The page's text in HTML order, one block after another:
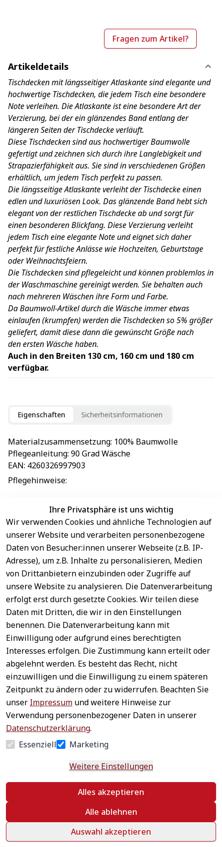
Fragen zum Artikel?
Artikeldetails
Tischdecken mit längsseitiger Atlaskante sind elegante und
hochwertige Tischdecken, die jedem Tisch eine besondere
Note verleihen. Die Atlaskante ist eine besondere Art der
Verzierung, bei der ein glänzendes Band entlang der
längeren Seiten der Tischdecke verläuft.
Diese Tischdecken sind aus hochwertiger Baumwolle
gefertigt und zeichnen sich durch ihre Langlebigkeit und
Strapazierfähigkeit aus. Sie sind in verschiedenen Größen
erhältlich, um jedem Tisch perfekt zu passen.
Die längsseitige Atlaskante verleiht der Tischdecke einen
edlen und luxuriösen Look. Das glänzende Band hebt sich
elegant von der restlichen Tischdecke ab und sorgt für
einen besonderen Blickfang. Diese Verzierung verleiht
jedem Tisch eine elegante Note und eignet sich daher
perfekt für festliche Anlässe wie Hochzeiten, Geburtstage
oder Weihnachtsfeiern.
Die Tischdecken sind pflegeleicht und können problemlos in
der Waschmaschine gereinigt werden. Sie behalten auch
nach mehreren Wäschen ihre Form und Farbe.
Da Baumwoll-Artikel durch die Wäsche immer etwas
einlaufen (krumpfen) werden die Tischdecken so 5% größer
geliefert, damit diese dann die gewünscht Größe nach
den ersten Wäsche haben.
Auch in den Breiten 130 cm, 160 cm und 180 cm
verfügbar.
Eigenschaften Sicherheitsinformationen
Materialzusammensetzung: 100% Baumwolle
Pflegeanleitung: 90 Grad Wäsche
EAN: 4260326997903
Pflegehinweise:
EU-Verantwortliche Person - klicken Sie für Details
Ihre Privatsphäre ist uns wichtig
Wir verwenden Cookies und ähnliche Technologien auf
unserer Website und verarbeiten personenbezogene
Daten von Besucher:innen unserer Webseite (z.B. IP-
Adresse), um z.B. Inhalte zu personalisieren, Medien
von Drittanbietern einzubinden oder Zugriffe auf
unsere Website zu analysieren. Die Datenverarbeitung
erfolgt erst durch gesetzte Cookies. Wir teilen diese
Daten mit Dritten, die wir in den Einstellungen
benennen. Die Datenverarbeitung kann mit
Einwilligung oder aufgrund eines berechtigten
Interesses erfolgen. Die Zustimmung kann erteilt oder
abgelehnt werden. Es besteht das Recht, nicht
einzuwilligen und die Einwilligung zu einem späteren
Zeitpunkt zu ändern oder zu widerrufen. Beachten Sie
unser Impressum und weitere Hinweise zur
Verwendung personenbezogener Daten in unserer
Datenschutzerklärung.
Essenziell
Marketing
Weitere Einstellungen
Alles akzeptieren
Alle ablehnen
Auswahl akzeptieren
Rechtliches
AGB
Impressum
Datenschutz
Widerrufsrecht
Widerrufsform
ular
Service
Kontakt
Registrieren
Zahlung &
Versand
Newsletter
abonnieren
Häufige
Fragen
Sichere
Zahlungsar
ten
Schneller
Versand
Vertrag
textildepot24 2026